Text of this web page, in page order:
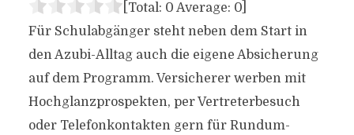
[Total: 0 Average: 0]
Für Schulabgänger steht neben dem Start in
den Azubi-Alltag auch die eigene Absicherung
auf dem Programm. Versicherer werben mit
Hochglanzprospekten, per Vertreterbesuch
oder Telefonkontakten gern für Rundum-